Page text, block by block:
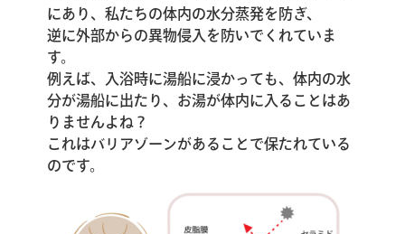
にあり、私たちの体内の水分蒸発を防ぎ、
逆に外部からの異物侵入を防いでくれていま
す。
例えば、入浴時に湯船に浸かっても、体内の水
分が湯船に出たり、お湯が体内に入ることはあ
りませんよね？
これはバリアゾーンがあることで保たれている
のです。